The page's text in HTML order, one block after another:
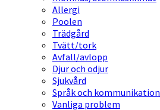
Allergi
Poolen
Trädgård
Tvätt/tork
Avfall/avlopp
Djur och odjur
Sjukvård
Språk och kommunikation
Vanliga problem